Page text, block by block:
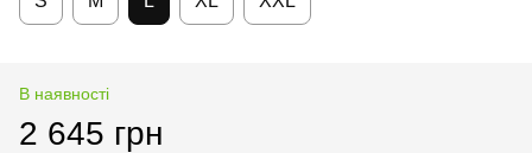
В наявності
2 645 грн